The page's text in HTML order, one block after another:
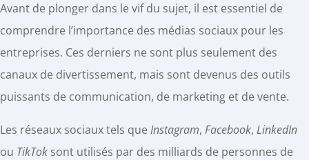
Avant de plonger dans le vif du sujet, il est essentiel de
comprendre l’importance des médias sociaux pour les
entreprises. Ces derniers ne sont plus seulement des
canaux de divertissement, mais sont devenus des outils
puissants de communication, de marketing et de vente.
Les réseaux sociaux tels queInstagram, Facebook, LinkedIn
ou TikTok sont utilisés par des milliards de personnes de